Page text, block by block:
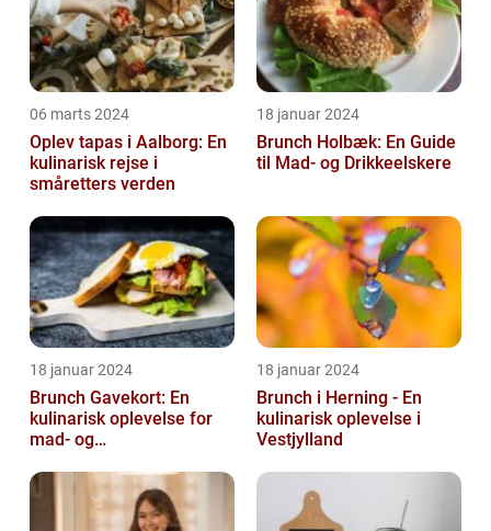
06 marts 2024
Oplev tapas i Aalborg: En
kulinarisk rejse i
småretters verden
18 januar 2024
Brunch Holbæk: En Guide
til Mad- og Drikkeelskere
18 januar 2024
Brunch Gavekort: En
kulinarisk oplevelse for
mad- og
18 januar 2024
Brunch i Herning - En
kulinarisk oplevelse i
Vestjylland